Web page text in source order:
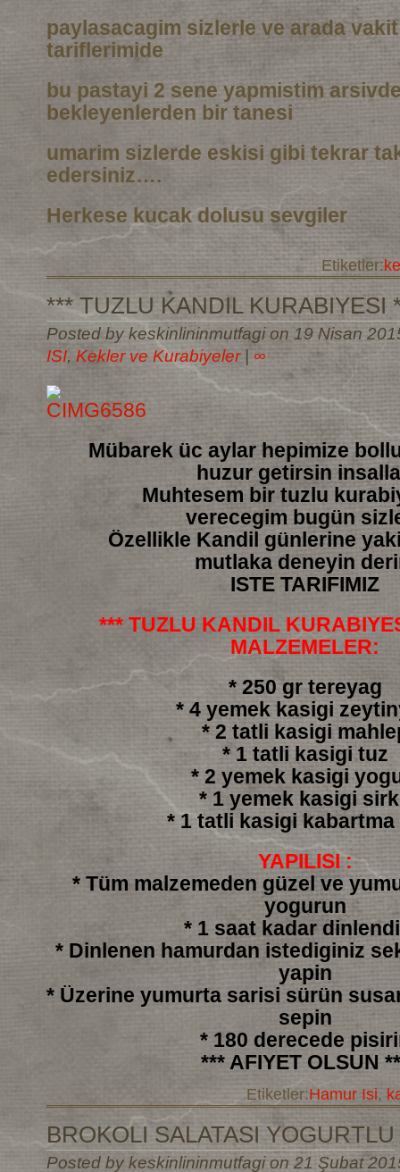
paylasacagim sizlerle ve arada
tariflerimide
bu pastayi 2 sene yapmistim
bekleyenlerden bir tanesi
umarim sizlerde eskisi gibi tekrar
edersiniz….
Herkese kucak dolusu sevgiler
Etiketler:
*** TUZLU KANDIL KURABIYESI
Posted by keskinlininmutfagi on 19 Nisan
ISI, Kekler ve Kurabiyeler ∞
Mübarek üc aylar hepimize
huzur getirsin
Muhtesem bir tuzlu
verecegim bugün
Özellikle Kandil günlerine
mutlaka deneyin
ISTE TARIFIMIZ
*** TUZLU KANDIL
MALZEMELER:
* 250 gr tereyag
* 4 yemek kasigi
* 2 tatli kasigi
* 1 tatli kasigi tuz
* 2 yemek kasigi
* 1 yemek kasigi
* 1 tatli kasigi kabartma
YAPILISI :
* Tüm malzemeden güzel ve
yogurun
* 1 saat kadar
* Dinlenen hamurdan istediginiz
yapin
* Üzerine yumurta sarisi sürün
sepin
* 180 derecede
*** AFIYET OLSUN
Etiketler:Hamur Isi,
BROKOLI SALATASI YOGURTLU
Posted by keskinlininmutfagi on 21 Şubat